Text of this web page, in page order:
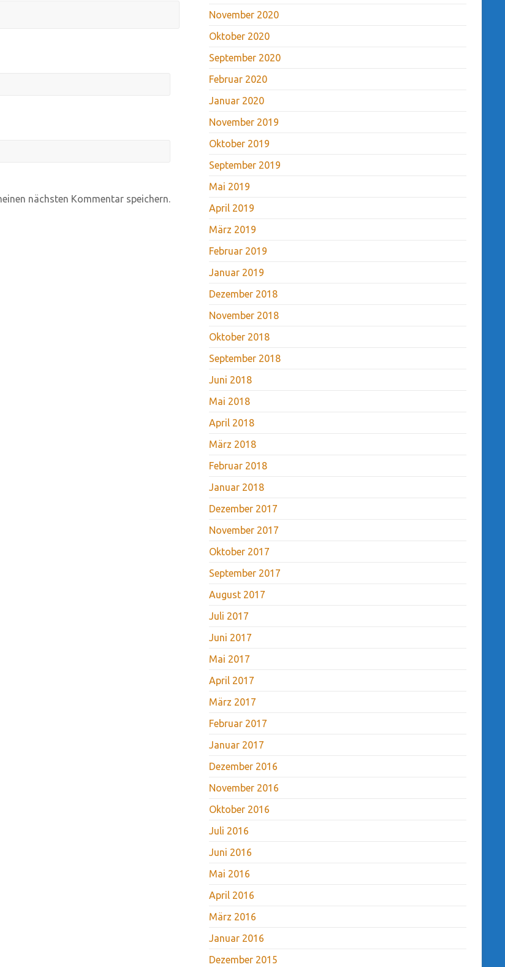
nächsten Kommentar speichern.
November 2020
Oktober 2020
September 2020
Februar 2020
Januar 2020
November 2019
Oktober 2019
September 2019
Mai 2019
April 2019
März 2019
Februar 2019
Januar 2019
Dezember 2018
November 2018
Oktober 2018
September 2018
Juni 2018
Mai 2018
April 2018
März 2018
Februar 2018
Januar 2018
Dezember 2017
November 2017
Oktober 2017
September 2017
August 2017
Juli 2017
Juni 2017
Mai 2017
April 2017
März 2017
Februar 2017
Januar 2017
Dezember 2016
November 2016
Oktober 2016
Juli 2016
Juni 2016
Mai 2016
April 2016
März 2016
Januar 2016
Dezember 2015